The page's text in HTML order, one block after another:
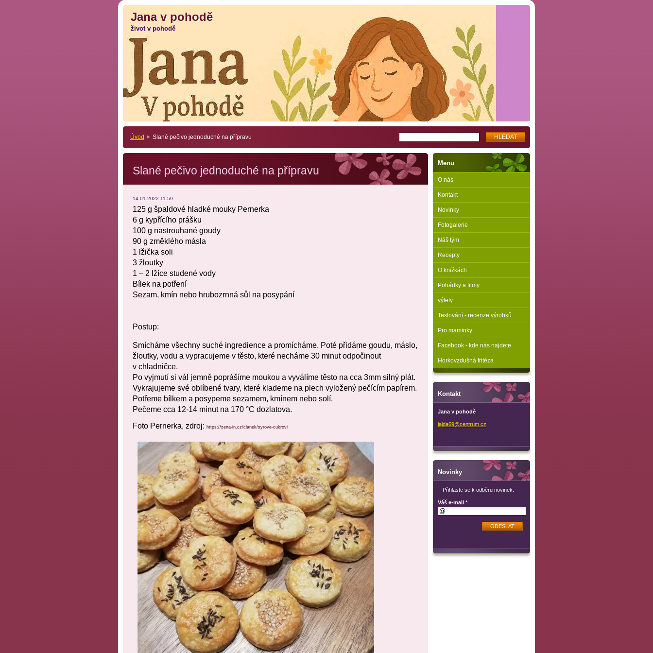
Jana v pohodě
Jana v pohodě
život v pohodě
život v pohodě
Úvod Slané pečivo jednoduché na přípravu
Slané pečivo jednoduché na přípravu
14.01.2022 11:59
125 g špaldové hladké mouky Pernerka
6 g kypřícího prášku
100 g nastrouhané goudy
90 g změklého másla
1 lžička soli
3 žloutky
1 – 2 lžíce studené vody
Bílek na potření
Sezam, kmín nebo hrubozrnná sůl na posypání
Postup:
Smícháme všechny suché ingredience a promícháme. Poté přidáme goudu, máslo,
žloutky, vodu a vypracujeme v těsto, které necháme 30 minut odpočinout
v chladničce.
Po vyjmutí si vál jemně poprášíme moukou a vyválíme těsto na cca 3mm silný plát.
Vykrajujeme své oblíbené tvary, které klademe na plech vyložený pečícím papírem.
Potřeme bílkem a posypeme sezamem, kmínem nebo solí.
Pečeme cca 12-14 minut na 170 °C dozlatova.
Foto Pernerka, zdroj: https://zena-in.cz/clanek/syrove-cukrovi
Menu
O nás
Kontakt
Novinky
Fotogalerie
Náš tým
Recepty
O knížkách
Pohádky a filmy
výlety
Testování - recenze výrobků
Pro maminky
Facebook - kde nás najdete
Horkovzdušná fritéza
Kontakt
Jana v pohodě
jajda69@centrum. cz
Novinky
Přihlaste se k odběru novinek:
Váš e-mail *